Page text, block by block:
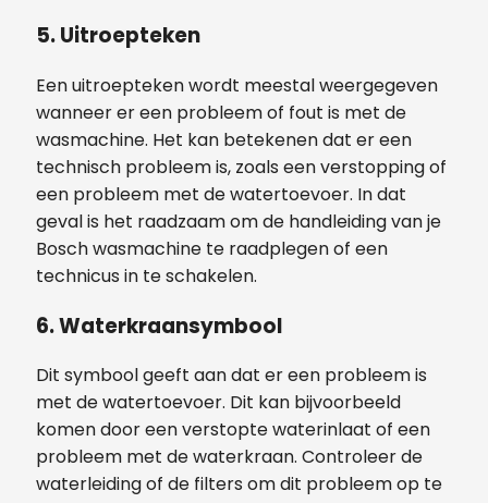
5.Uitroepteken
Een uitroepteken wordt meestal weergegeven
wanneer er een probleem of fout is met de
wasmachine. Het kan betekenen dat er een
technisch probleem is, zoals een verstopping of
een probleem met de watertoevoer. In dat
geval is het raadzaam om de handleiding van je
Bosch wasmachine te raadplegen of een
technicus in te schakelen.
6.Waterkraansymbool
Dit symbool geeft aan dat er een probleem is
met de watertoevoer. Dit kan bijvoorbeeld
komen door een verstopte waterinlaat of een
probleem met de waterkraan. Controleer de
waterleiding of de filters om dit probleem op te